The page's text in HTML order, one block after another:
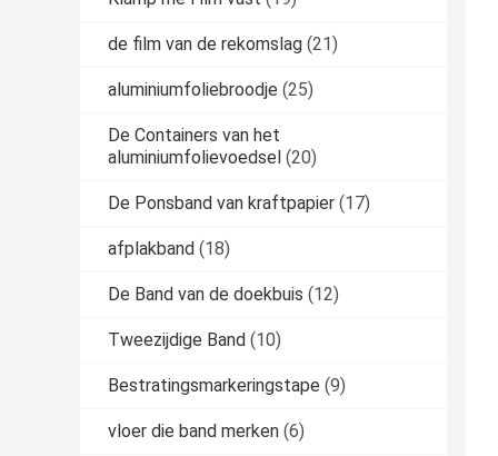
de film van de rekomslag (21)
aluminiumfoliebroodje (25)
De Containers van het
aluminiumfolievoedsel (20)
De Ponsband van kraftpapier (17)
afplakband (18)
De Band van de doekbuis (12)
Tweezijdige Band (10)
Bestratingsmarkeringstape (9)
vloer die band merken (6)